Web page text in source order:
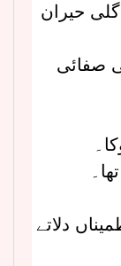
حیران
صفائی
دلاتے